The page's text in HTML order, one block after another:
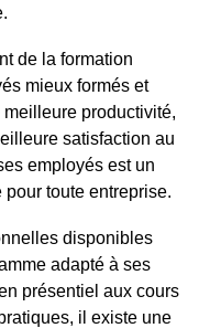
de la formation
mieux formés et
productivité,
satisfaction au
employés est un
toute entreprise.
disponibles
adapté à ses
présentiel aux cours
il existe une